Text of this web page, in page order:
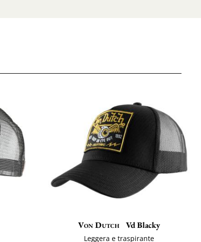
Von Dutch Vd Blacky
Leggera e traspirante